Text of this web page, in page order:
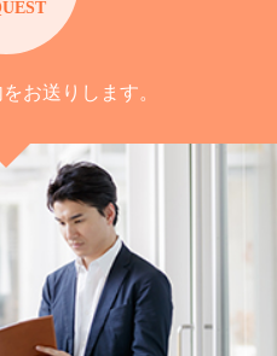
お送りします。